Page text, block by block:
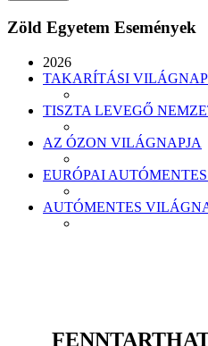
Zöld Egyetem Események
2026
TAKARÍTÁSI VILÁGNAP
TISZTA LEVEGŐ
AZ ÓZON VILÁGNAPJA
EURÓPAI
AUTÓMENTES